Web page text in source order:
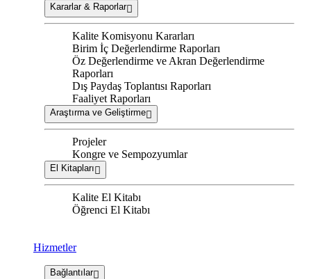
Kararlar & Raporlar
Kalite Komisyonu Kararları
Birim İç Değerlendirme Raporları
Öz Değerlendirme ve Akran Değerlendirme
Raporları
Dış Paydaş Toplantısı Raporları
Faaliyet Raporları
Araştırma ve Geliştirme
Projeler
Kongre ve Sempozyumlar
El Kitapları
Kalite El Kitabı
Öğrenci El Kitabı
Hizmetler
Bağlantılar